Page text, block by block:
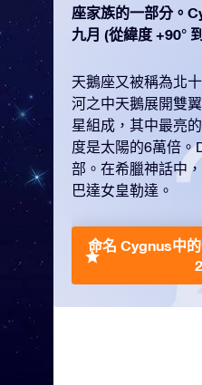
座家族的一部分。
九月 (從緯度 +90°
天鵝座又被稱為北
河之中天鵝展開雙
星組成，其中最亮
度是太陽的6萬倍。
部。在希臘神話中
巴達女皇勒達。
命名 Cygnus中的